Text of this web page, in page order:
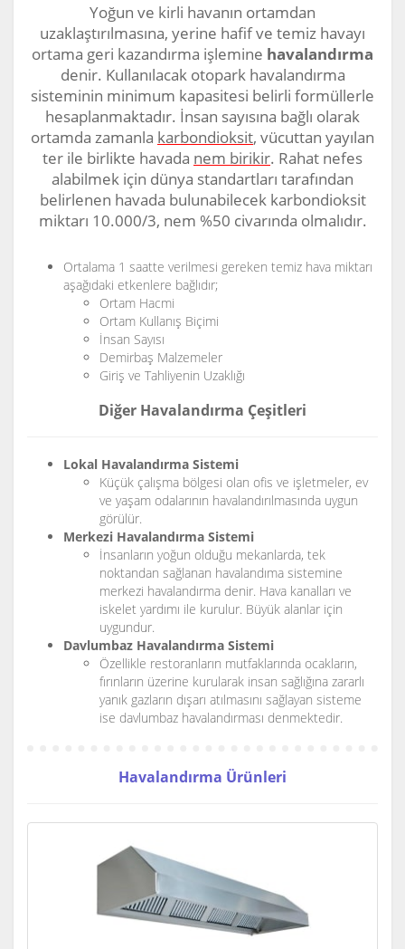
Yoğun ve kirli havanın ortamdan
uzaklaştırılmasına, yerine hafif ve temiz havayı
ortama geri kazandırma işlemine havalandırma
denir. Kullanılacak otopark havalandırma
sisteminin minimum kapasitesi belirli formüllerle
hesaplanmaktadır. İnsan sayısına bağlı olarak
ortamda zamanla karbondioksit, vücuttan yayılan
ter ile birlikte havada nem birikir. Rahat nefes
alabilmek için dünya standartları tarafından
belirlenen havada bulunabilecek karbondioksit
miktarı 10.000/3, nem %50 civarında olmalıdır.
Ortalama 1 saatte verilmesi gereken temiz hava miktarı
aşağıdaki etkenlere bağlıdır;
Ortam Hacmi
Ortam Kullanış Biçimi
İnsan Sayısı
Demirbaş Malzemeler
Giriş ve Tahliyenin Uzaklığı
Diğer Havalandırma Çeşitleri
Lokal Havalandırma Sistemi
Küçük çalışma bölgesi olan ofis ve işletmeler, ev
ve yaşam odalarının havalandırılmasında uygun
görülür.
Merkezi Havalandırma Sistemi
İnsanların yoğun olduğu mekanlarda, tek
noktandan sağlanan havalandıma sistemine
merkezi havalandırma denir. Hava kanalları ve
iskelet yardımı ile kurulur. Büyük alanlar için
uygundur.
Davlumbaz Havalandırma Sistemi
Özellikle restoranların mutfaklarında ocakların,
fırınların üzerine kurularak insan sağlığına zararlı
yanık gazların dışarı atılmasını sağlayan sisteme
ise davlumbaz havalandırması denmektedir.
Havalandırma Ürünleri